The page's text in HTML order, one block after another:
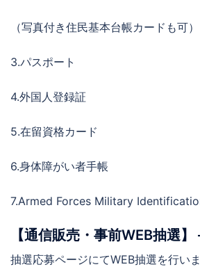
（写真付き住民基本台帳カードも可）
3.パスポート
4.外国人登録証
5.在留資格カード
6.身体障がい者手帳
7.Armed Forces Military
【通信販売・事前WEB抽選
抽選応募ページにてWEB抽選を行い